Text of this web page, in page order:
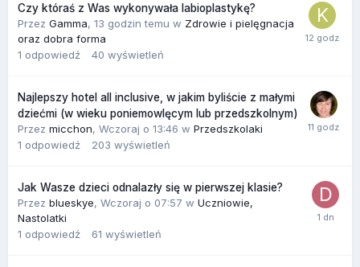
Czy któraś z Was wykonywała labioplastykę?
Przez Gamma, 13 godzin temu w Zdrowie i pielęgnacja
oraz dobra forma
1 odpowiedź 40 wyświetleń
Najlepszy hotel all inclusive, w jakim byliście z małymi
dziećmi (w wieku poniemowlęcym lub przedszkolnym)
Przez micchon, Wczoraj o 13:46 w Przedszkolaki
1 odpowiedź 203 wyświetleń
Jak Wasze dzieci odnalazły się w pierwszej klasie?
Przez blueskye, Wczoraj o 07:57 w Uczniowie,
Nastolatki
1 odpowiedź 61 wyświetleń